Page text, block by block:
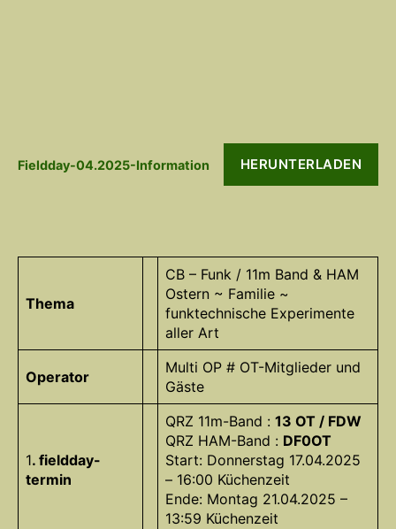
Fieldday-04.2025-Information HERUNTERLADEN
Thema
CB – Funk / 11m Band & HAM
Ostern ~ Familie ~
funktechnische Experimente
aller Art
Operator
Multi OP # OT-Mitglieder und
Gäste
1. fieldday-
termin
QRZ 11m-Band : 13 OT / FDW
QRZ HAM-Band : DF0OT
Start: Donnerstag 17.04.2025
– 16:00 Küchenzeit
Ende: Montag 21.04.2025 –
13:59 Küchenzeit